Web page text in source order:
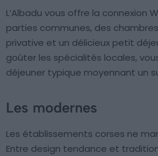
L’Albadu vous offre la connexion
parties communes, des
privative et un délicieux petit
goûter les spécialités locales,
déjeuner typique moyennant un
Les modernes
Les établissements corses ne
Entre design tendance et